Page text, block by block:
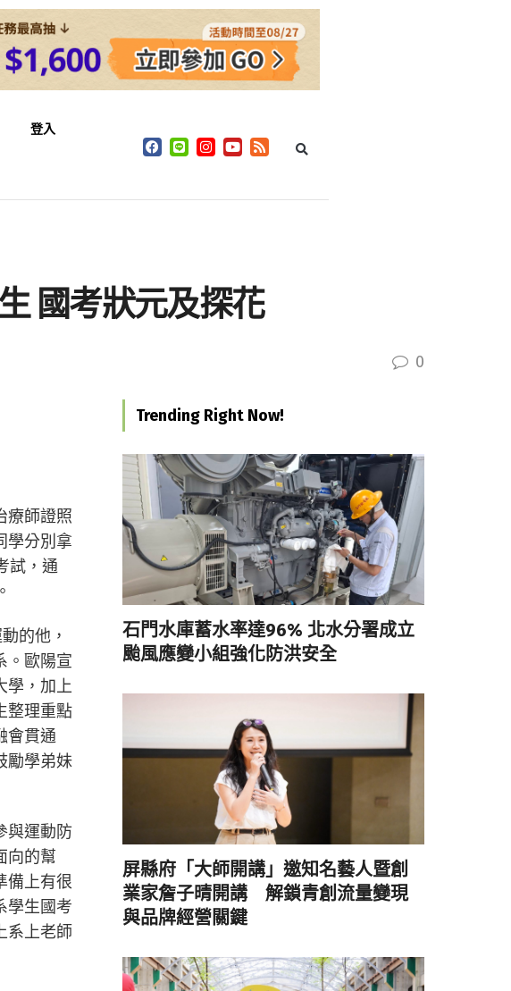
登入
國考狀元及探花
0
療師證照
學分別拿
試，通
的他，
。歐陽宣
學，加上
整理重點
會貫通
勵學弟妹
與運動防
向的幫
備上有很
學生國考
系上老師
Trending Right Now!
石門水庫蓄水率達96% 北水分署成立
颱風應變小組強化防洪安全
屏縣府「大師開講」邀知名藝人暨創
業家詹子晴開講 解鎖青創流量變現
與品牌經營關鍵